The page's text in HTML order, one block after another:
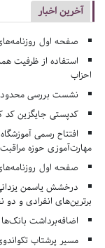
آخرین اخبار
صفحه اول روزنامه‌های 14 مرداد
استفاده از ظرفیت
احزاب
نشست بررسی
کدپستی جایگزین کد
افتتاح رسمی
مهارت‌آموزی حوزه
صفحه اول روزنامه‌های 11 مرداد
درخشش یاسمن
برترین‌های انفرادی و دو
اضافه‌برداشت
مسیر پرشتاب